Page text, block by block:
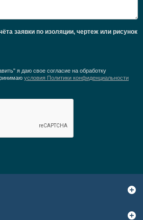
заявки по изоляции, чертеж или рисунок
я даю свое согласие на обработку
условия Политики конфиденциальности